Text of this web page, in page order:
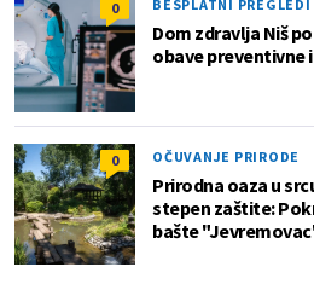
0 BESPLATNI PREGLEDI
Dom zdravlja Niš
obave preventivne
0 OČUVANJE PRIRODE
Prirodna oaza u
stepen zaštite:
bašte